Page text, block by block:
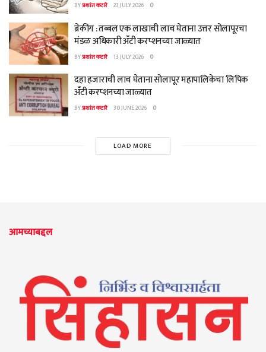
BYप्रशांत कटारे 23 JULY 2026 0
ब्रेकींग : तब्बल एक लाखाची लाच घेताना उत्तर सोलापूरचा
मंडळ अधिकारी अँटी करप्शनच्या जाळ्यात
BYप्रशांत कटारे 13 JULY 2026 0
दहा हजाराची लाच घेताना सोलापूर महापालिकेचा लिपिक
अँटी करप्शनच्या जाळ्यात
BYप्रशांत कटारे 30 JUNE 2026 0
LOAD MORE
आमच्याबद्दल